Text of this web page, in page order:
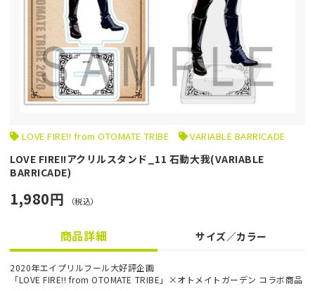
LOVE FIRE!! from OTOMATE TRIBE VARIABLE BARRICADE
LOVE FIRE!!アクリルスタンド_11 石動大我(VARIABLE
BARRICADE)
1,980円 （税込）
商品詳細 サイズ／カラー
2020年エイプリルフール大好評企画
「LOVE FIRE!! from OTOMATE TRIBE」×オトメイトガーデン コラボ商品